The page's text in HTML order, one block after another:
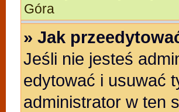
Góra
» Jak
Jeśli nie jesteś
edytować i usuwać
administrator w ten